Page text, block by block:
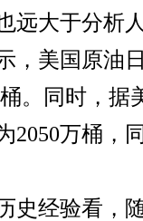
远大于分析
美国原油日
。同时，
2050万桶，
经验看，随